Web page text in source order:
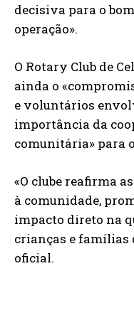
decisiva para o
operação».
O Rotary Club de
ainda o
e voluntários
importância da
comunitária» para
«O clube reafirma
à comunidade,
impacto direto na
crianças e famílias
oficial.